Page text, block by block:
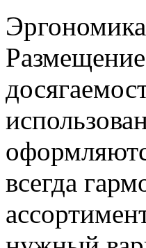
всегда